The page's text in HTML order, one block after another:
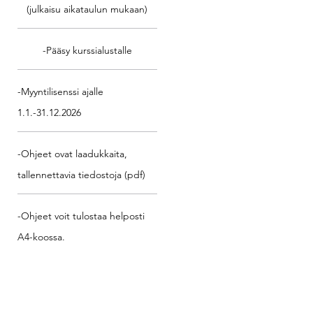
(julkaisu aikataulun mukaan)
-Pääsy kurssialustalle
-Myyntilisenssi ajalle
1.1.-31.12.2026
-Ohjeet ovat laadukkaita,
tallennettavia tiedostoja (pdf)
-Ohjeet voit tulostaa helposti
A4-koossa.